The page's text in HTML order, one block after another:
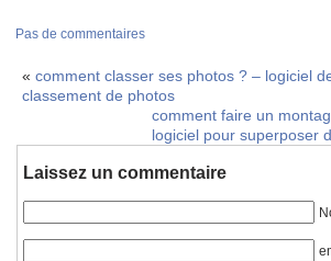
Pas de commentaires
« comment classer ses photos ? – logiciel
classement de photos
comment faire un
logiciel pour superposer
Laissez un commentaire